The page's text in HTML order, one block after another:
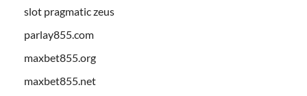
slot pragmatic zeus
parlay855.com
maxbet855.org
maxbet855.net